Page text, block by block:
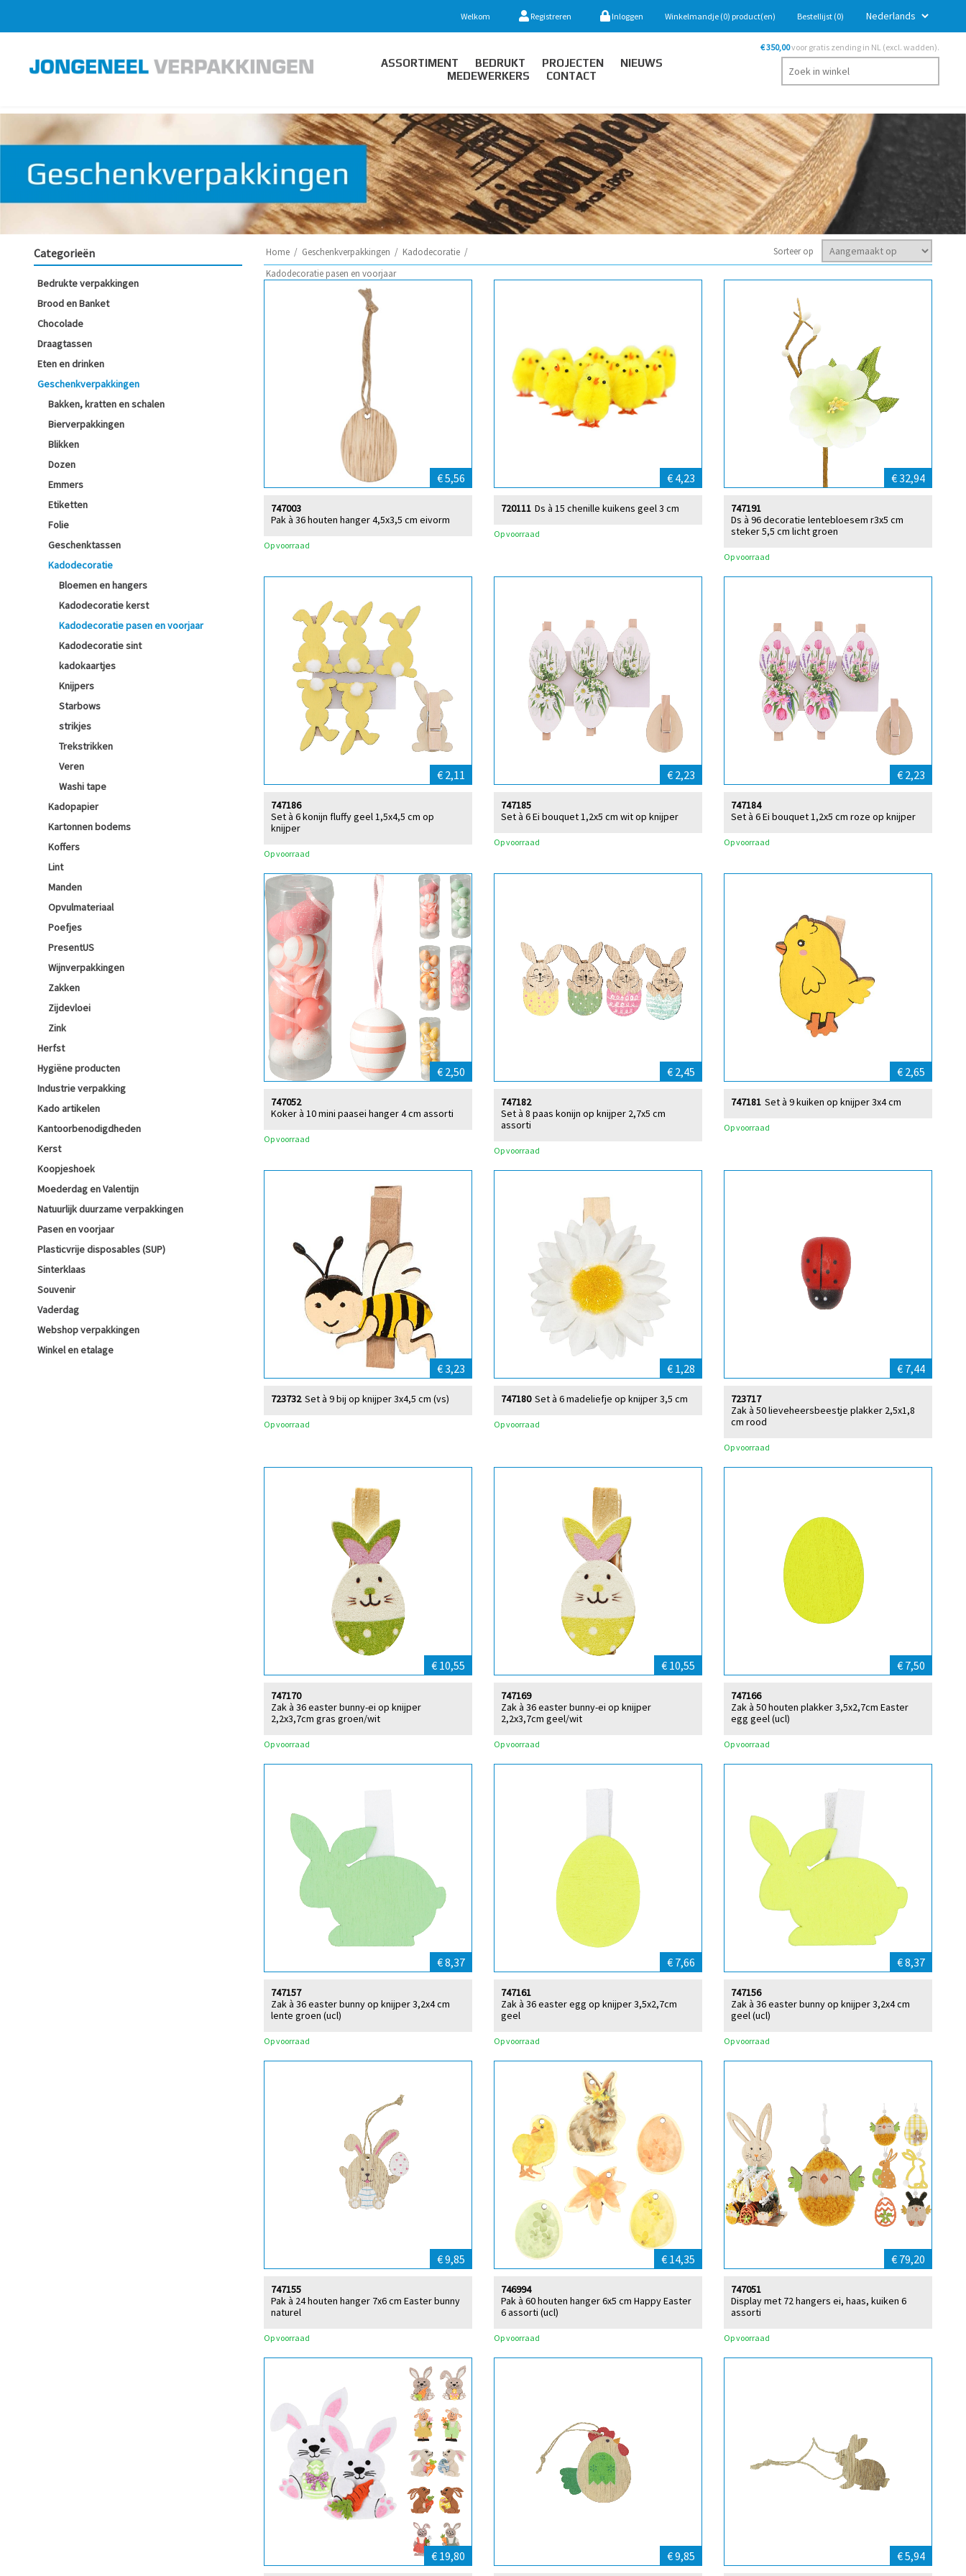
Welkom Registreren Inloggen Winkelmandje (0) product(en) Bestellijst (0)
ASSORTIMENT BEDRUKT PROJECTEN
NIEUWS
MEDEWERKERS
CONTACT
€ 350,00voor gratis zending in NL (excl. wadden).
Categorieën
Bedrukte verpakkingen
Brood en Banket
Chocolade
Draagtassen
Eten en drinken
Geschenkverpakkingen
Bakken, kratten en schalen
Bierverpakkingen
Blikken
Dozen
Emmers
Etiketten
Folie
Geschenktassen
Kadodecoratie
Bloemen en hangers
Kadodecoratie kerst
Kadodecoratie pasen en voorjaar
Kadodecoratie sint
kadokaartjes
Knijpers
Starbows
strikjes
Trekstrikken
Veren
Washi tape
Kadopapier
Kartonnen bodems
Koffers
Lint
Manden
Opvulmateriaal
Poefjes
PresentUS
Wijnverpakkingen
Zakken
Zijdevloei
Zink
Herfst
Hygiëne producten
Industrie verpakking
Kado artikelen
Kantoorbenodigdheden
Kerst
Koopjeshoek
Moederdag en Valentijn
Natuurlijk duurzame verpakkingen
Pasen en voorjaar
Plasticvrije disposables (SUP)
Sinterklaas
Souvenir
Vaderdag
Webshop verpakkingen
Winkel en etalage
Home / Geschenkverpakkingen / Kadodecoratie /
Kadodecoratie pasen en voorjaar
Sorteer op
€ 5,56
Pak à 36 houten hanger 4,5x3,5 cm eivorm
747003
Op voorraad
€ 4,23
Ds à 15 chenille kuikens geel 3 cm
720111
Op voorraad
€ 32,94
Ds à 96 decoratie lentebloesem r3x5 cm
steker 5,5 cm licht groen
747191
Op voorraad
€ 2,11
Set à 6 konijn fluffy geel 1,5x4,5 cm op
knijper
747186
Op voorraad
€ 2,23
Set à 6 Ei bouquet 1,2x5 cm wit op knijper
747185
Op voorraad
€ 2,23
Set à 6 Ei bouquet 1,2x5 cm roze op knijper
747184
Op voorraad
€ 2,50
Koker à 10 mini paasei hanger 4 cm assorti
747052
Op voorraad
€ 2,45
Set à 8 paas konijn op knijper 2,7x5 cm
assorti
747182
Op voorraad
€ 2,65
Set à 9 kuiken op knijper 3x4 cm
747181
Op voorraad
€ 3,23
Set à 9 bij op knijper 3x4,5 cm (vs)
723732
Op voorraad
€ 1,28
Set à 6 madeliefje op knijper 3,5 cm
747180
Op voorraad
€ 7,44
Zak à 50 lieveheersbeestje plakker 2,5x1,8
cm rood
723717
Op voorraad
€ 10,55
Zak à 36 easter bunny-ei op knijper
2,2x3,7cm gras groen/wit
747170
Op voorraad
€ 10,55
Zak à 36 easter bunny-ei op knijper
2,2x3,7cm geel/wit
747169
Op voorraad
€ 7,50
Zak à 50 houten plakker 3,5x2,7cm Easter
egg geel (ucl)
747166
Op voorraad
€ 8,37
Zak à 36 easter bunny op knijper 3,2x4 cm
lente groen (ucl)
747157
Op voorraad
€ 7,66
Zak à 36 easter egg op knijper 3,5x2,7cm
geel
747161
Op voorraad
€ 8,37
Zak à 36 easter bunny op knijper 3,2x4 cm
geel (ucl)
747156
Op voorraad
€ 9,85
Pak à 24 houten hanger 7x6 cm Easter bunny
naturel
747155
Op voorraad
€ 14,35
Pak à 60 houten hanger 6x5 cm Happy Easter
6 assorti (ucl)
746994
Op voorraad
€ 79,20
Display met 72 hangers ei, haas, kuiken 6
assorti
747051
Op voorraad
€ 19,80 € 9,85 € 5,94